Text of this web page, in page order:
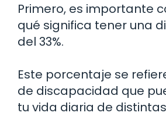
Primero, es importante
qué significa tener una
del 33%.
Este porcentaje se
de discapacidad que
tu vida diaria de